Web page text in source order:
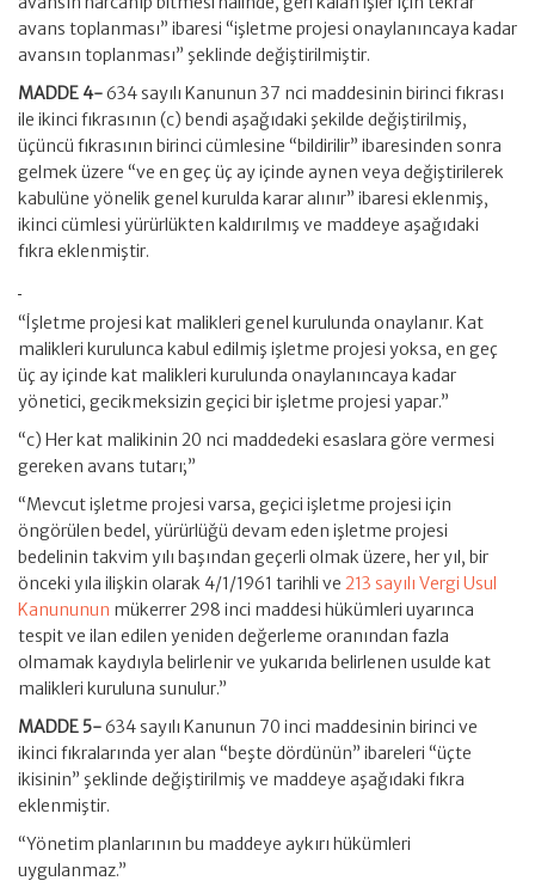
avans toplanması” ibaresi “işletme projesi onaylanıncaya kadar
avansın toplanması” şeklinde değiştirilmiştir.
MADDE 4-634 sayılı Kanunun 37 nci maddesinin birinci fıkrası
ile ikinci fıkrasının (c) bendi aşağıdaki şekilde değiştirilmiş,
üçüncü fıkrasının birinci cümlesine “bildirilir” ibaresinden sonra
gelmek üzere “ve en geç üç ay içinde aynen veya değiştirilerek
kabulüne yönelik genel kurulda karar alınır” ibaresi eklenmiş,
ikinci cümlesi yürürlükten kaldırılmış ve maddeye aşağıdaki
fıkra eklenmiştir.
“İşletme projesi kat malikleri genel kurulunda onaylanır. Kat
malikleri kurulunca kabul edilmiş işletme projesi yoksa, en geç
üç ay içinde kat malikleri kurulunda onaylanıncaya kadar
yönetici, gecikmeksizin geçici bir işletme projesi yapar.”
“c) Her kat malikinin 20 nci maddedeki esaslara göre vermesi
gereken avans tutarı;”
“Mevcut işletme projesi varsa, geçici işletme projesi için
öngörülen bedel, yürürlüğü devam eden işletme projesi
bedelinin takvim yılı başından geçerli olmak üzere, her yıl, bir
önceki yıla ilişkin olarak 4/1/1961 tarihli ve 213 sayılı Vergi Usul
Kanununun mükerrer 298 inci maddesi hükümleri uyarınca
tespit ve ilan edilen yeniden değerleme oranından fazla
olmamak kaydıyla belirlenir ve yukarıda belirlenen usulde kat
malikleri kuruluna sunulur.”
MADDE 5-634 sayılı Kanunun 70 inci maddesinin birinci ve
ikinci fıkralarında yer alan “beşte dördünün” ibareleri “üçte
ikisinin” şeklinde değiştirilmiş ve maddeye aşağıdaki fıkra
eklenmiştir.
“Yönetim planlarının bu maddeye aykırı hükümleri
uygulanmaz.”